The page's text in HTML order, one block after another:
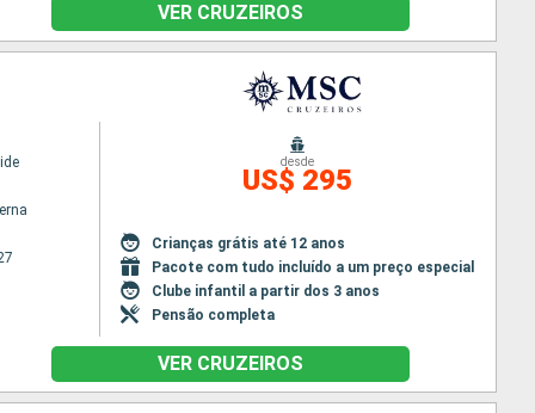
VER CRUZEIROS
desde
US$ 295
Crianças grátis até 12 anos
Pacote com tudo incluído a um preço especial
Clube infantil a partir dos 3 anos
Pensão completa
VER CRUZEIROS